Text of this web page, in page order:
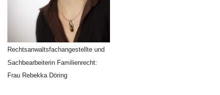
Rechtsanwaltsfachangestellte und
Sachbearbeiterin Familienrecht:
Frau Rebekka Döring